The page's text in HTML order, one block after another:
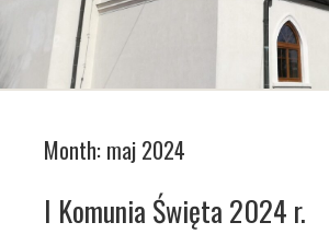
Month: maj 2024
I Komunia Święta 2024 r.